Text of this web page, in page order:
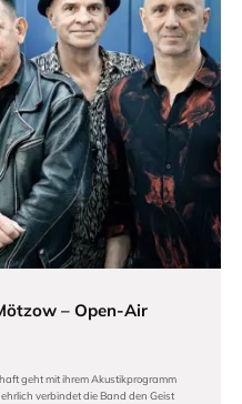
– Open-Air
geht mit ihrem Akustikprogramm
ehrlich verbindet die Band den Geist